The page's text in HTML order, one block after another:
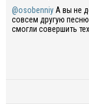
@osobenniy А вы не
совсем другую
смогли совершить